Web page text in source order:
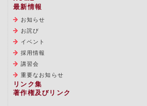
最新情報
お知らせ
お詫び
イベント
採用情報
講習会
重要なお知らせ
リンク集
著作権及びリンク